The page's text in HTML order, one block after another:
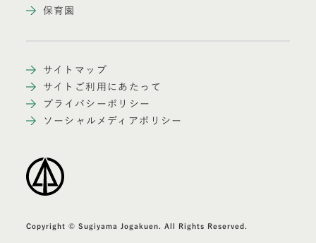
保育園
サイトマップ
サイトご利用にあたって
プライバシーポリシー
ソーシャルメディアポリシー
Copyright © Sugiyama Jogakuen. All Rights Reserved.